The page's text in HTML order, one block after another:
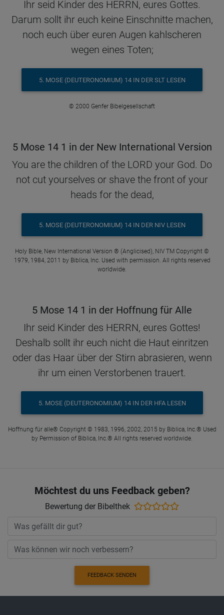
Ihr seid Kinder des HERRN, eures Gottes.
Darum sollt ihr euch keine Einschnitte machen,
noch euch über euren Augen kahlscheren
wegen eines Toten;
5. MOSE (DEUTERONOMIUM) 14 IN DER SLT LESEN
© 2000 Genfer Bibelgesellschaft
5 Mose 14 1 in der New International Version
You are the children of the LORD your God. Do
not cut yourselves or shave the front of your
heads for the dead,
5. MOSE (DEUTERONOMIUM) 14 IN DER NIV LESEN
Holy Bible, New International Version ® (Anglicised), NIV TM Copyright ©
1979, 1984, 2011 by Biblica, Inc. Used with permission. All rights reserved
worldwide.
5 Mose 14 1 in der Hoffnung für Alle
Ihr seid Kinder des HERRN, eures Gottes!
Deshalb sollt ihr euch nicht die Haut einritzen
oder das Haar über der Stirn abrasieren, wenn
ihr um einen Verstorbenen trauert.
5. MOSE (DEUTERONOMIUM) 14 IN DER HFA LESEN
Hoffnung für alle® Copyright © 1983, 1996, 2002, 2015 by Biblica, Inc.® Used
by Permission of Biblica, Inc.® All rights reserved worldwide.
Möchtest du uns Feedback geben?
Bewertung der Bibelthek
FEEDBACK SENDEN